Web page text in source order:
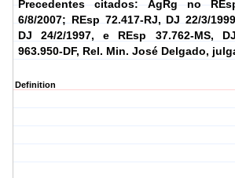
Precedentes citados: AgRg no
6/8/2007; REsp 72.417-RJ, DJ 22/3/
DJ 24/2/1997, e REsp 37.762-MS,
963.950-DF, Rel. Min. José Delgado,
Definition